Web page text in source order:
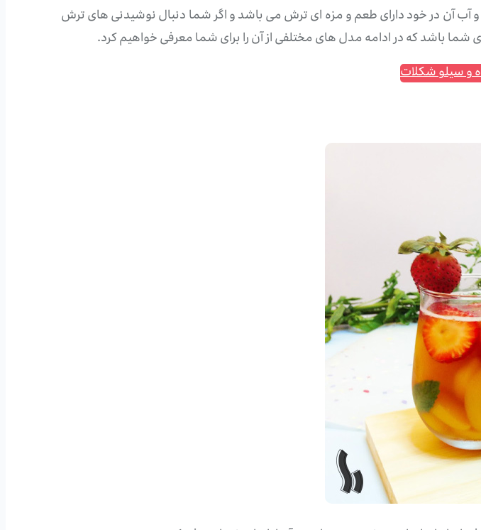
و آب آن در خود دارای طعم و مزه ای ترش می باشد و اگر شما دنبال نوشیدنی های ترش
شما باشد که در ادامه مدل های مختلفی از آن را برای شما معرفی خواهیم کرد.
و سیلو شکلات